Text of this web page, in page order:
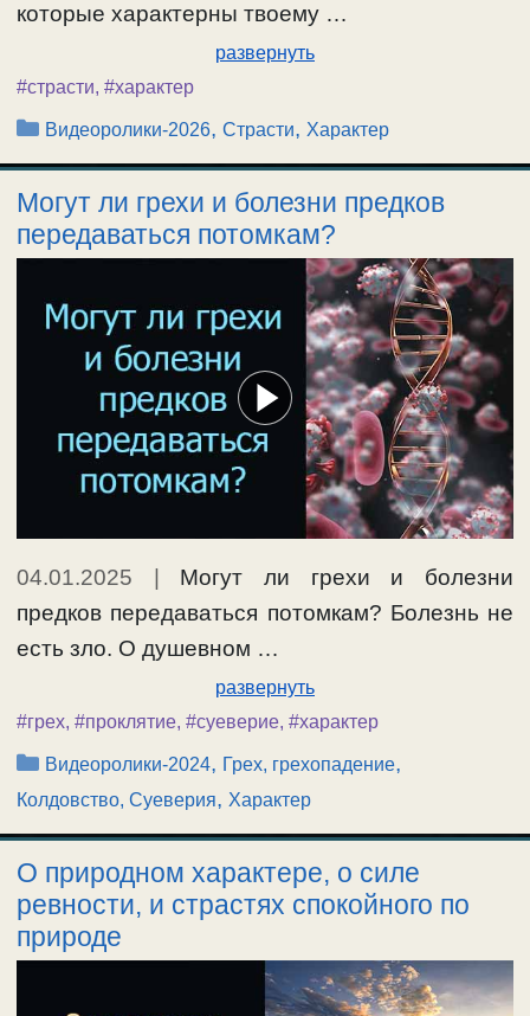
которые характерны твоему …
развернуть
#страсти, #характер
Рубрики
Видеоролики-2026,Страсти,Характер
Могут ли грехи и болезни предков
передаваться потомкам?
04.01.2025
Могут ли грехи и болезни
предков передаваться потомкам? Болезнь не
есть зло. О душевном …
развернуть
#грех, #проклятие, #суеверие, #характер
Рубрики
Видеоролики-2024, Грех, грехопадение,
Колдовство, Суеверия, Характер
О природном характере, о силе
ревности, и страстях спокойного по
природе